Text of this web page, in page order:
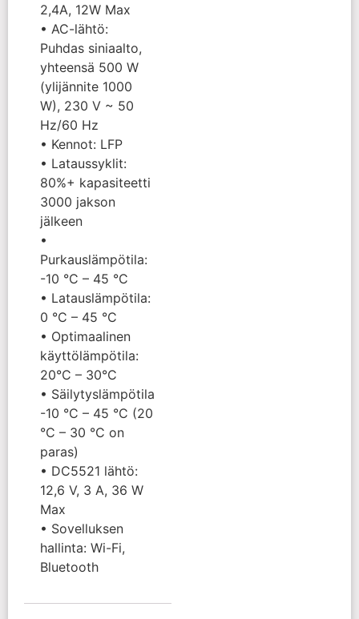
2,4A, 12W Max
• AC-lähtö:
Puhdas siniaalto,
yhteensä 500 W
(ylijännite 1000
W), 230 V ~ 50
Hz/60 Hz
• Kennot: LFP
• Lataussyklit:
80%+ kapasiteetti
3000 jakson
jälkeen
•
Purkauslämpötila:
-10 °C – 45 °C
• Latauslämpötila:
0 °C – 45 °C
• Optimaalinen
käyttölämpötila:
20°C – 30°C
• Säilytyslämpötila
-10 °C – 45 °C (20
°C – 30 °C on
paras)
• DC5521 lähtö:
12,6 V, 3 A, 36 W
Max
• Sovelluksen
hallinta: Wi-Fi,
Bluetooth